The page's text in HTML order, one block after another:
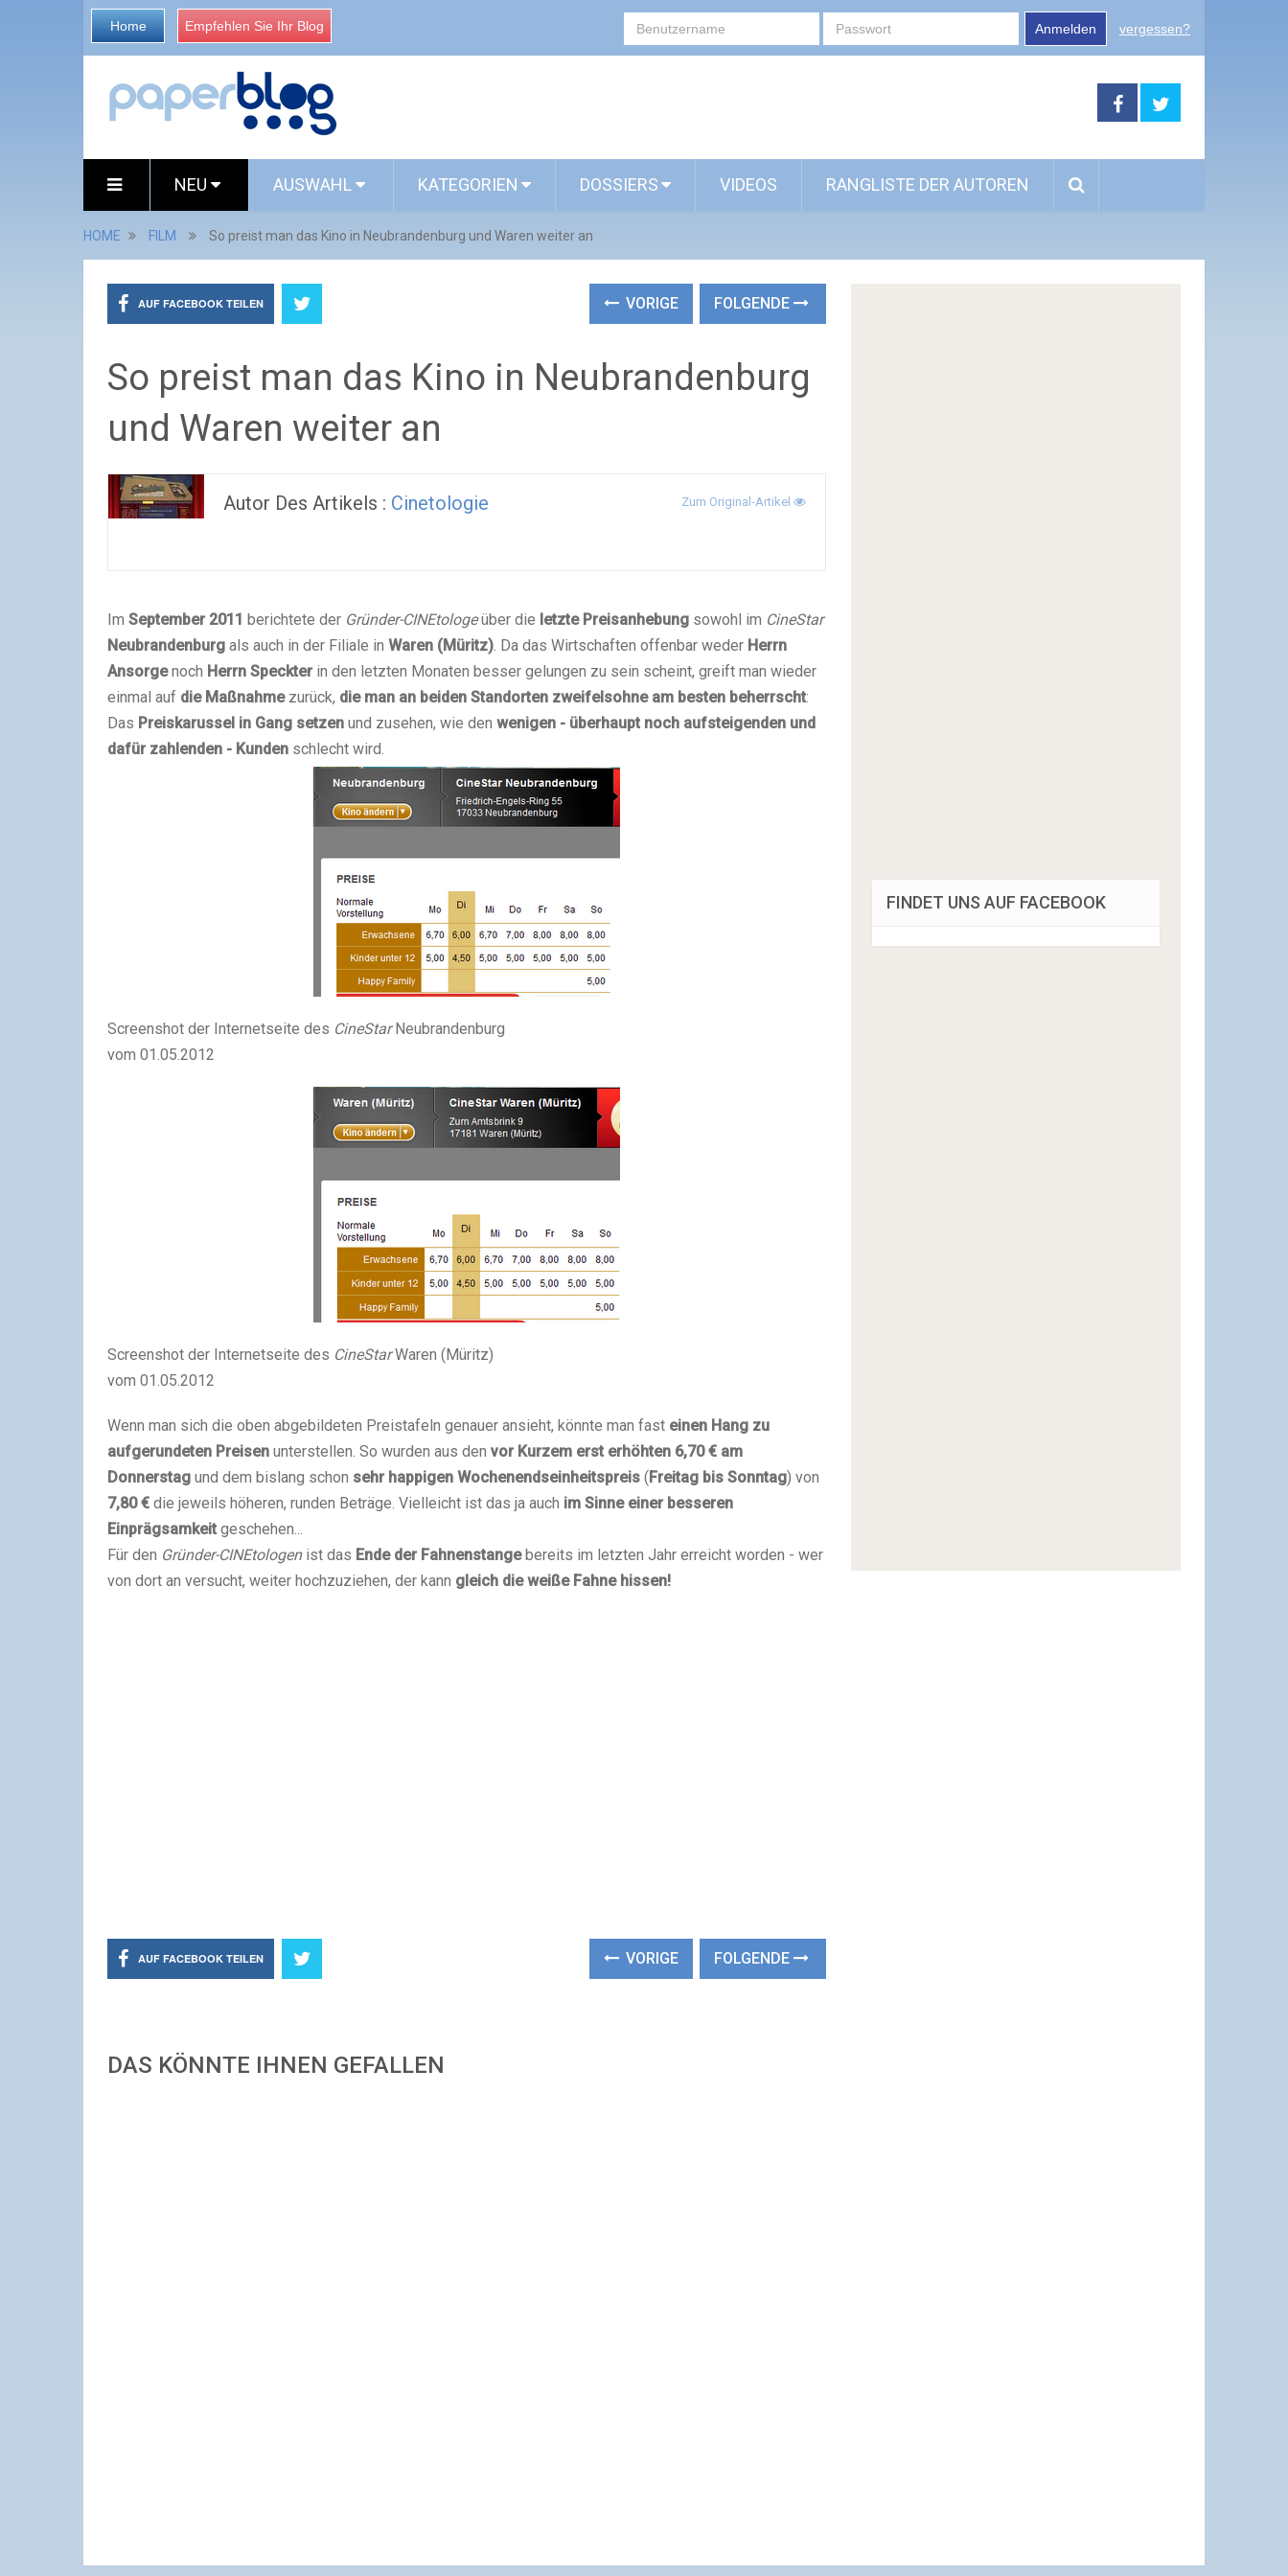
Home Empfehlen Sie Ihr Blog Anmelden vergessen?
NEU AUSWAHL KATEGORIEN DOSSIERS VIDEOS RANGLISTE DER AUTOREN
HOME FILM So preist man das Kino in Neubrandenburg und Waren weiter an
AUF FACEBOOK TEILEN VORIGE FOLGENDE
So preist man das Kino in Neubrandenburg
und Waren weiter an
Autor Des Artikels : Cinetologie Zum Original-Artikel
Im September 2011 berichtete der Gründer-CINEtologeüber die letzte Preisanhebung sowohl im CineStar
Neubrandenburg als auch in der Filiale in Waren (Müritz). Da das Wirtschaften offenbar weder Herrn
Ansorgenoch Herrn Speckter in den letzten Monaten besser gelungen zu sein scheint, greift man wieder
einmal auf die Maßnahmezurück, die man an beiden Standorten zweifelsohne am besten beherrscht:
Das Preiskarussel in Gang setzen und zusehen, wie den wenigen - überhaupt noch aufsteigenden und
dafür zahlenden - Kunden schlecht wird.
Screenshot der Internetseite des CineStarNeubrandenburg
vom 01.05.2012
Screenshot der Internetseite des CineStarWaren (Müritz)
vom 01.05.2012
Wenn man sich die oben abgebildeten Preistafeln genauer ansieht, könnte man fast einen Hang zu
aufgerundeten Preisen unterstellen. So wurden aus den vor Kurzem erst erhöhten 6,70 € am
Donnerstag und dem bislang schon sehr happigen Wochenendseinheitspreis (Freitag bis Sonntag) von
7,80 € die jeweils höheren, runden Beträge. Vielleicht ist das ja auch im Sinne einer besseren
Einprägsamkeit geschehen...
Für den Gründer-CINEtologenist das Ende der Fahnenstangebereits im letzten Jahr erreicht worden - wer
von dort an versucht, weiter hochzuziehen, der kann gleich die weiße Fahne hissen!
AUF FACEBOOK TEILEN VORIGE FOLGENDE
DAS KÖNNTE IHNEN GEFALLEN
FINDET UNS AUF FACEBOOK